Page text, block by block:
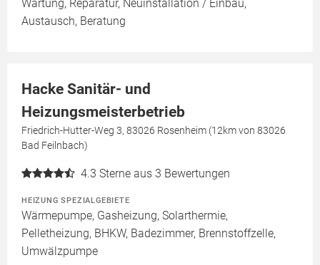
Wartung, Reparatur, Neuinstallation / Einbau,
Austausch, Beratung
Hacke Sanitär- und
Heizungsmeisterbetrieb
Friedrich-Hutter-Weg 3, 83026 Rosenheim (12km von 83026
Bad Feilnbach)
4.3 Sterne aus 3 Bewertungen
HEIZUNG SPEZIALGEBIETE
Wärmepumpe, Gasheizung, Solarthermie,
Pelletheizung, BHKW, Badezimmer, Brennstoffzelle,
Umwälzpumpe